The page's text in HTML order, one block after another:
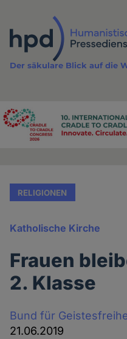
Inhalt
Der säkulare Blick auf die
Advertising
RELIGIONEN
Katholische Kirche
Frauen
2. Klasse
Bund für
21.06.2019